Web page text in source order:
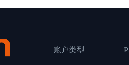
账户类型